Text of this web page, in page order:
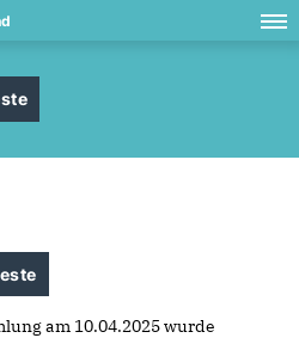
am 10.04.2025 wurde